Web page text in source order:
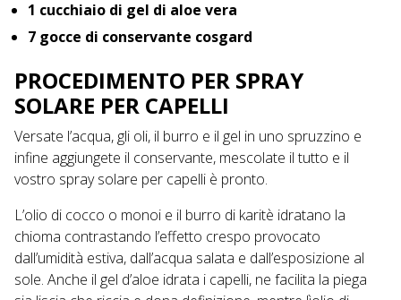
1 cucchiaio di gel di aloe vera
7 gocce di conservante cosgard
PROCEDIMENTO PER SPRAY
SOLARE PER CAPELLI
Versate l’acqua, gli oli, il burro e il gel in uno spruzzino e
infine aggiungete il conservante, mescolate il tutto e il
vostro spray solare per capelli è pronto.
L’olio di cocco o monoi e il burro di karitè idratano la
chioma contrastando l’effetto crespo provocato
dall’umidità estiva, dall’acqua salata e dall’esposizione al
sole. Anche il gel d’aloe idrata i capelli, ne facilita la piega